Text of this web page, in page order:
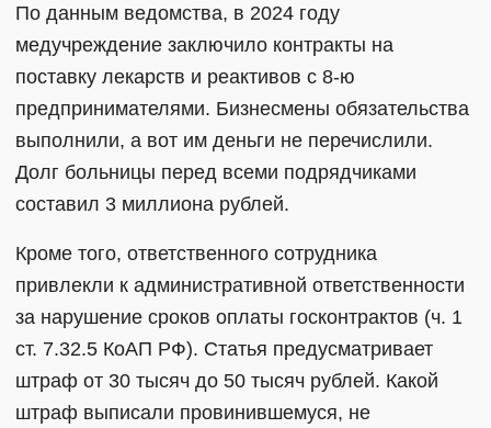
По данным ведомства, в 2024 году
медучреждение заключило контракты на
поставку лекарств и реактивов с 8-ю
предпринимателями. Бизнесмены обязательства
выполнили, а вот им деньги не перечислили.
Долг больницы перед всеми подрядчиками
составил 3 миллиона рублей.
Кроме того, ответственного сотрудника
привлекли к административной ответственности
за нарушение сроков оплаты госконтрактов (ч. 1
ст. 7.32.5 КоАП РФ). Статья предусматривает
штраф от 30 тысяч до 50 тысяч рублей. Какой
штраф выписали провинившемуся, не